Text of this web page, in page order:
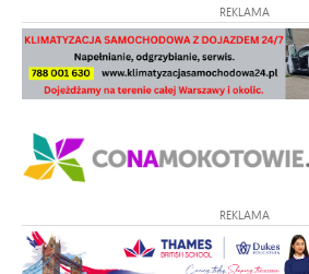
REKLAMA
REKLAMA